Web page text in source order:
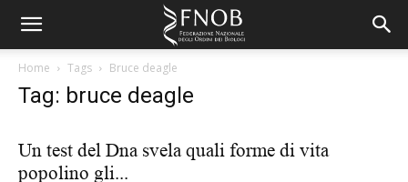
Home Tags Bruce deagle
Tag: bruce deagle
Un test del Dna svela quali forme di vita
popolino gli...